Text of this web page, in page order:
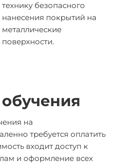
технику безопасного
нанесения покрытий на
металлические
поверхности.
на
требуется оплатить
входит доступ к
и оформление всех